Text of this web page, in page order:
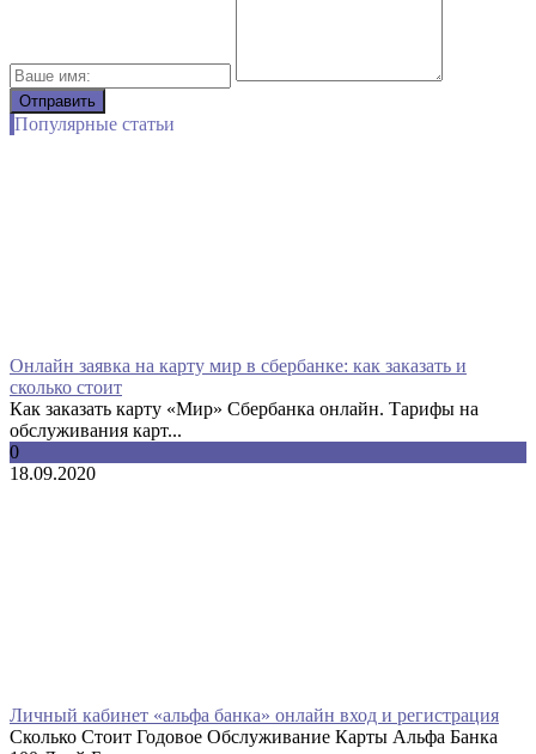
Популярные статьи
Онлайн заявка на карту мир в сбербанке: как заказать и
сколько стоит
Как заказать карту «Мир» Сбербанка онлайн. Тарифы на
обслуживания карт...
0
18.09.2020
Личный кабинет «альфа банка» онлайн вход и регистрация
Сколько Стоит Годовое Обслуживание Карты Альфа Банка